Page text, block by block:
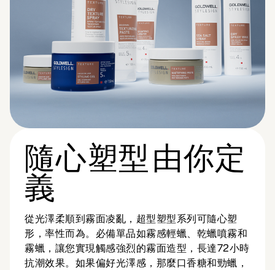
隨心塑型 由你定
義
從光澤柔順到霧面凌亂，超型塑型系列可隨心塑
形，率性而為。必備單品如霧感輕蠟、乾蠟噴霧和
霧蠟，讓您實現觸感強烈的霧面造型，長達72小時
抗潮效果。如果偏好光澤感，那麼口香糖和勁蠟，